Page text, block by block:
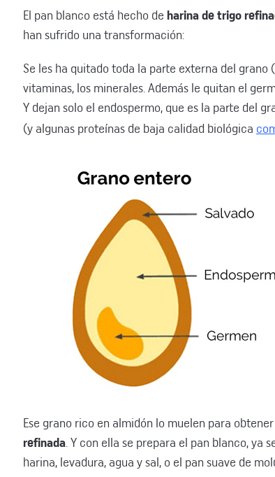
El pan blanco está hecho de harina de trigo
han sufrido una transformación:
Se les ha quitado toda la parte externa del grano
vitaminas, los minerales. Además le quitan el
Y dejan solo el endospermo, que es la parte del
(y algunas proteínas de baja calidad biológica
Ese grano rico en almidón lo muelen para
refinada. Y con ella se prepara el pan blanco, ya
harina, levadura, agua y sal, o el pan suave de